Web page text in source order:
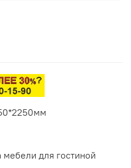
для гостиной